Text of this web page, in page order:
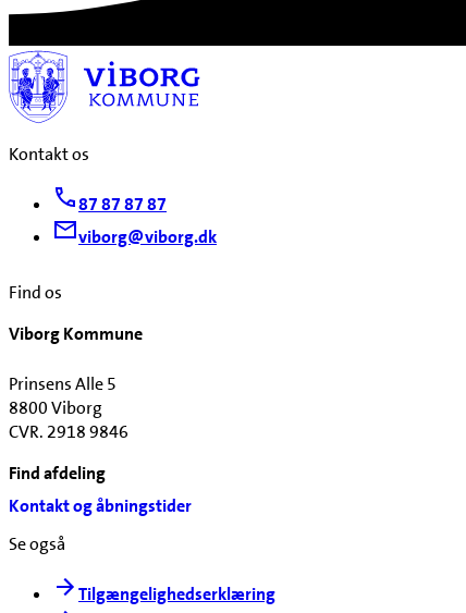
Kontakt os
87 87 87 87
viborg@viborg.dk
Find os
Viborg Kommune
Prinsens Alle 5
8800 Viborg
CVR. 2918 9846
Find afdeling
Kontakt og åbningstider
Se også
Tilgængelighedserklæring